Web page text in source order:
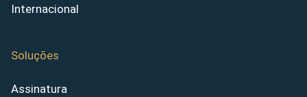
Internacional
Soluções
Assinatura